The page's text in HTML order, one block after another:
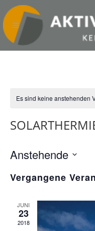
Es sind keine anstehenden
Anstehende
wählen.
Vergangene
JUNI
23
2018